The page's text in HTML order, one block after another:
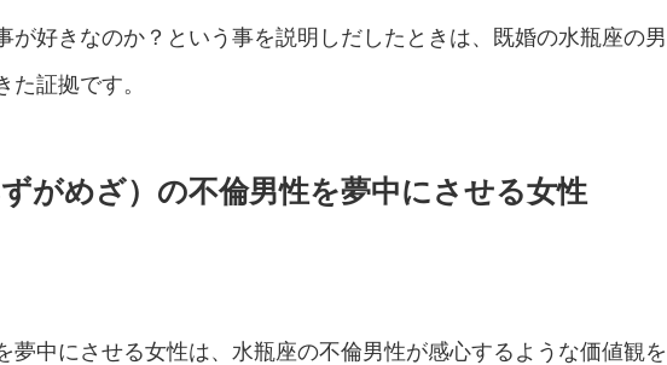
が好きなのか？という事を説明しだしたときは、既婚の水瓶座の男
た証拠です。
がめざ）の不倫男性を夢中にさせる女性
夢中にさせる女性は、水瓶座の不倫男性が感心するような価値観を